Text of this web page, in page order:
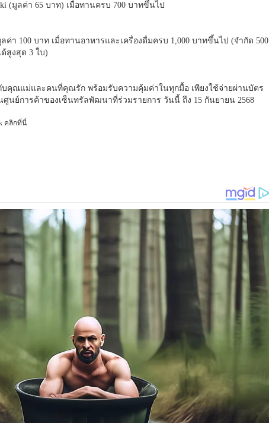
(มูลค่า 65 บาท) เมื่อทานครบ 700 บาทขึ้นไป
ลค่า 100 บาท เมื่อทานอาหารและเครื่องดื่มครบ 1,000 บาทขึ้นไป (จำกัด 500
สูงสุด 3 ใบ)
บคุณแม่และคนที่คุณรัก พร้อมรับความคุ้มค่าในทุกมื้อ เพียงใช้จ่ายผ่านบัตร
นย์การค้าของเซ็นทรัลพัฒนาที่ร่วมรายการ วันนี้ ถึง 15 กันยายน 2568
คลิกที่นี่